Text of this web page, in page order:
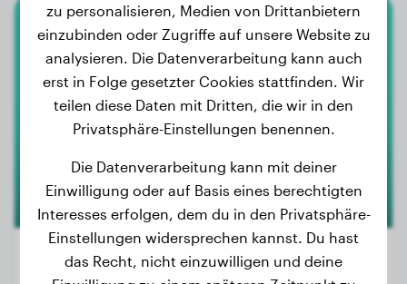
American Staffordshire Terrier
Mollie
zu personalisieren, Medien von Drittanbietern
einzubinden oder Zugriffe auf unsere Website zu
analysieren. Die Datenverarbeitung kann auch
erst in Folge gesetzter Cookies stattfinden. Wir
teilen diese Daten mit Dritten, die wir in den
Privatsphäre-Einstellungen benennen.
Die Datenverarbeitung kann mit deiner
Einwilligung oder auf Basis eines berechtigten
Interesses erfolgen, dem du in den Privatsphäre-
Einstellungen widersprechen kannst. Du hast
das Recht, nicht einzuwilligen und deine